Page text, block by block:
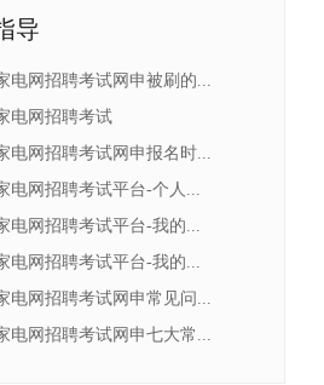
导
电网招聘考试网申被刷的...
电网招聘考试
电网招聘考试网申报名时...
电网招聘考试平台-个人...
电网招聘考试平台-我的...
电网招聘考试平台-我的...
电网招聘考试网申常见问...
电网招聘考试网申七大常...